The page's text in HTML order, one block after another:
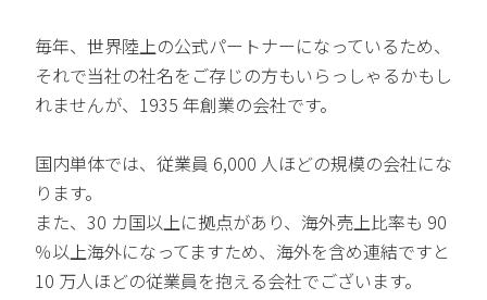
毎年、世界陸上の公式パートナーになっているため、
それで当社の社名をご存じの方もいらっしゃるかもし
れませんが、1935 年創業の会社です。
国内単体では、従業員 6,000 人ほどの規模の会社にな
ります。
また、30 カ国以上に拠点があり、海外売上比率も 90
％以上海外になってますため、海外を含め連結ですと
10 万人ほどの従業員を抱える会社でございます。